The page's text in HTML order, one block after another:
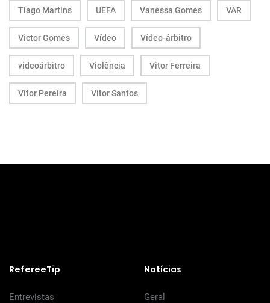
Tiago Martins UEFA Vanessa Gomes VAR
Victor Gomes Vídeo Vídeo-árbitro
videoárbitro Violência Vitor Ferreira
Vítor Pereira Vítor Santos
RefereeTip
Entrevistas
Notícias
Geral